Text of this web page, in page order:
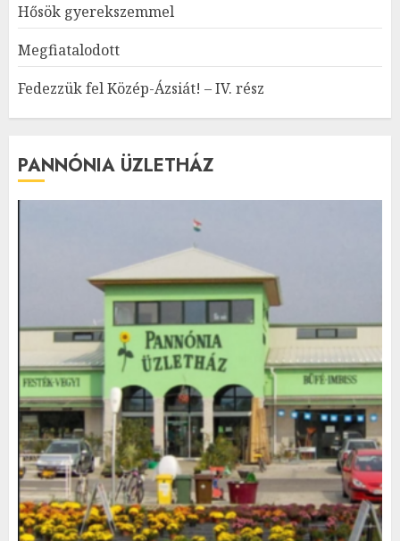
Hősök gyerekszemmel
Megfiatalodott
Fedezzük fel Közép-Ázsiát! – IV. rész
PANNÓNIA ÜZLETHÁZ